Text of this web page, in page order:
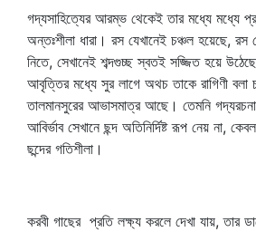
গদ্যসাহিত্যের আরম্ভ থেকেই তার মধ্যে মধ্যে
অন্তঃশীলা ধারা। রস যেখানেই চঞ্চল হয়েছে, রস
নিতে, সেখানেই শব্দগুচ্ছ স্বতই সজ্জিত হয়ে
আবৃত্তির মধ্যে সুর লাগে অথচ তাকে রাগিণী বলা
তালমানসুরের আভাসমাত্র আছে। তেমনি
আবির্ভাব সেখানে ছন্দ অতিনির্দিষ্ট রূপ নেয় না,
ছন্দের গতিশীলা।
করবী গাছের প্রতি লক্ষ্য করলে দেখা যায়, তার